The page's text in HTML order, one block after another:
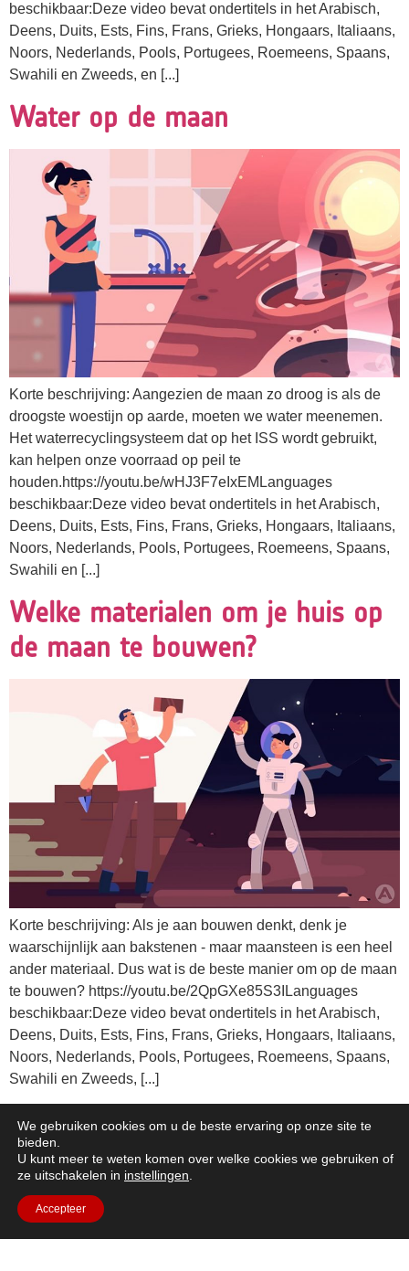
beschikbaar:Deze video bevat ondertitels in het Arabisch,
Deens, Duits, Ests, Fins, Frans, Grieks, Hongaars, Italiaans,
Noors, Nederlands, Pools, Portugees, Roemeens, Spaans,
Swahili en Zweeds, en [...]
Water op de maan
Korte beschrijving: Aangezien de maan zo droog is als de
droogste woestijn op aarde, moeten we water meenemen.
Het waterrecyclingsysteem dat op het ISS wordt gebruikt,
kan helpen onze voorraad op peil te
houden.https://youtu.be/wHJ3F7eIxEMLanguages
beschikbaar:Deze video bevat ondertitels in het Arabisch,
Deens, Duits, Ests, Fins, Frans, Grieks, Hongaars, Italiaans,
Noors, Nederlands, Pools, Portugees, Roemeens, Spaans,
Swahili en [...]
Welke materialen om je huis op
de maan te bouwen?
Korte beschrijving: Als je aan bouwen denkt, denk je
waarschijnlijk aan bakstenen - maar maansteen is een heel
ander materiaal. Dus wat is de beste manier om op de maan
te bouwen? https://youtu.be/2QpGXe85S3ILanguages
beschikbaar:Deze video bevat ondertitels in het Arabisch,
Deens, Duits, Ests, Fins, Frans, Grieks, Hongaars, Italiaans,
Noors, Nederlands, Pools, Portugees, Roemeens, Spaans,
Swahili en Zweeds, [...]
Voedsel op de maan
We gebruiken cookies om u de beste ervaring op onze site te
bieden.
U kunt meer te weten komen over welke cookies we gebruiken of
ze uitschakelen in instellingen
Accepteer